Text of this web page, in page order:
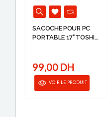
SACOCHE POUR PC
PORTABLE 17''TOSHI...
99,00 DH
VOIR LE PRODUIT